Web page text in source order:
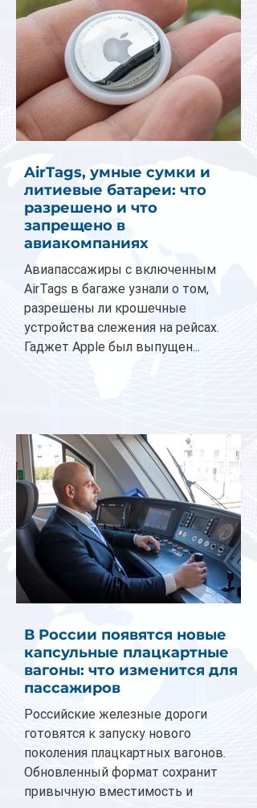
AirTags, умные сумки и
литиевые батареи: что
разрешено и что
запрещено в
авиакомпаниях
Авиапассажиры с включенным
AirTags в багаже узнали о том,
разрешены ли крошечные
устройства слежения на рейсах.
Гаджет Apple был выпущен...
В России появятся новые
капсульные плацкартные
вагоны: что изменится для
пассажиров
Российские железные дороги
готовятся к запуску нового
поколения плацкартных вагонов.
Обновленный формат сохранит
привычную вместимость и